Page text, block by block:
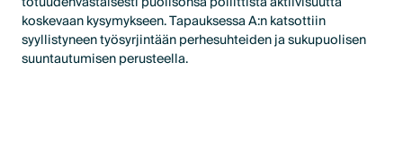
koskevaan kysymykseen. Tapauksessa A:n katsottiin
syyllistyneen työsyrjintään perhesuhteiden ja sukupuolisen
suuntautumisen perusteella.